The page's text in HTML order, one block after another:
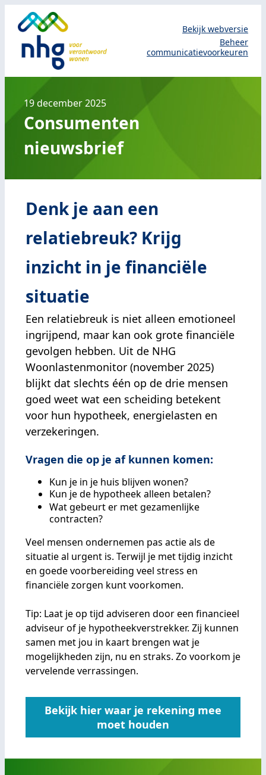
Bekijk webversie
Beheer
communicatievoorkeuren
19 december 2025
Consumenten
nieuwsbrief
Denk je aan een
relatiebreuk? Krijg
inzicht in je financiële
situatie
Een relatiebreuk is niet alleen emotioneel
ingrijpend, maar kan ook grote financiële
gevolgen hebben. Uit de NHG
Woonlastenmonitor (november 2025)
blijkt dat slechts één op de drie mensen
goed weet wat een scheiding betekent
voor hun hypotheek, energielasten en
verzekeringen.
Vragen die op je af kunnen komen:
Kun je in je huis blijven wonen?
Kun je de hypotheek alleen betalen?
Wat gebeurt er met gezamenlijke
contracten?
Veel mensen ondernemen pas actie als de
situatie al urgent is. Terwijl je met tijdig inzicht
en goede voorbereiding veel stress en
financiële zorgen kunt voorkomen.
Tip: Laat je op tijd adviseren door een financieel
adviseur of je hypotheekverstrekker. Zij kunnen
samen met jou in kaart brengen wat je
mogelijkheden zijn, nu en straks. Zo voorkom je
vervelende verrassingen.
Bekijk hier waar je rekening mee
moet houden